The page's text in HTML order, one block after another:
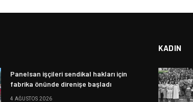
Panelsan işçileri sendikal hakları için
fabrika önünde direnişe başladı
4 AĞUSTOS 2026
KADIN